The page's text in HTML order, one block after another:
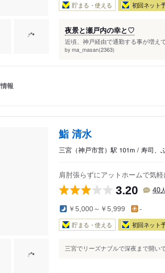
貯まる・使える 初回ネット
夜景と瀬戸内の幸と♡
近頃、神戸経由で通勤する事が増え
by ma_masan(2363)
報
鮨 清水
三宮（神戸市営）駅 101m / 寿司、
肩肘張らずにアットホームで気
3.20 40人
￥5,000～￥5,999 -
貯まる・使える 初回ネット
三宮でリーズナブルで深夜まで開い